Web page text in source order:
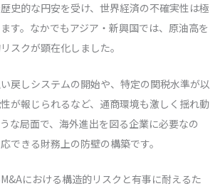
史的な円安を受け、世界経済の不確実性は極
す。なかでもアジア・新興国では、原油高を
スクが顕在化しました。
戻しシステムの開始や、特定の関税水準が以
が報じられるなど、通商環境も激しく揺れ動
な局面で、海外進出を図る企業に必要なの
できる財務上の防壁の構築です。
における構造的リスクと有事に耐えるた